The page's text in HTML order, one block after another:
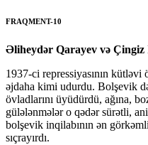
FRAQMENT-10
Əliheydər Qarayev və Çingiz
1937-ci repressiyasının kütləvi
əjdaha kimi udurdu. Bolşevik
övladlarını üyüdürdü, ağına,
gülələnmələr o qədər sürətli,
bolşevik inqilabının ən
sıçrayırdı.